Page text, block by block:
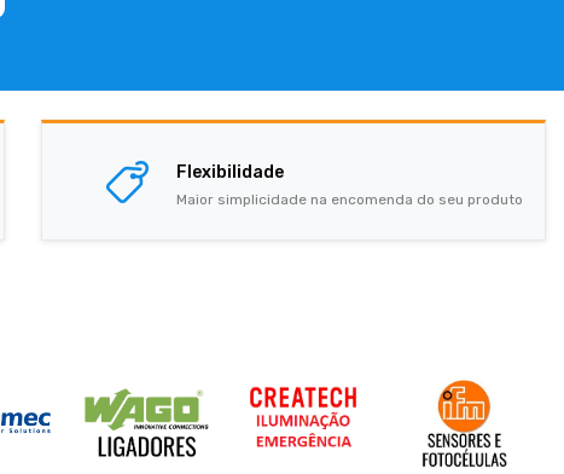
Flexibilidade
Maior simplicidade na encomenda do seu produto